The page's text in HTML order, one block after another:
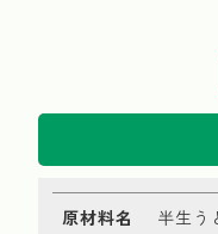
原材料名
半生う